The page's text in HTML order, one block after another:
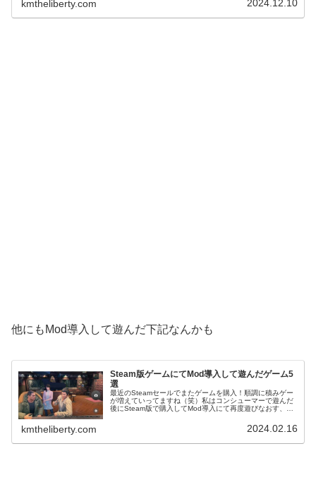
kmtheliberty.com 2024.12.10
他にもMod導入して遊んだ下記なんかも
Steam版ゲームにてMod導入して遊んだゲーム5
選
最近のSteamセールでまたゲームを購入！順調に積みゲー
が増えていってますね（笑）私はコンシューマーで遊んだ
後にSteam版で購入してMod導入にて再度遊びなおす、な
kmtheliberty.com 2024.02.16